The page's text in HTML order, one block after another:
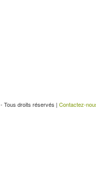
- Tous droits réservés | Contactez-